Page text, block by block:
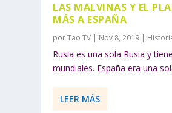
LAS MALVINAS Y EL
MÁS A ESPAÑA
porTao TV | Nov 8, 2019 |
Rusia es una sola Rusia y
mundiales. España era una
LEER MÁS